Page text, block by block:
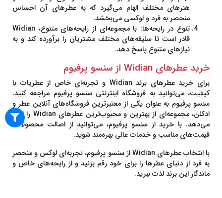
هنرهای مختلف الهام می‌گیرد که به عطرهای آن احساس
منحصر به فرد و لوکسی می‌بخشد.
تنوع در رایحه‌ها
: با مجموعه‌ای از رایحه‌های متنوع، Widian
قادر است تا سلیقه‌های مختلف مشتریان را برآورده کند و به
نیازهای متنوع پاسخ دهد.
خرید عطرهای Widian از سنسو پرفیوم
برای خرید عطرهای برند Widian و تجربه‌ای خاص از عطریات با
کیفیت، می‌توانید به فروشگاه اینترنتیسنسو پرفیوم مراجعه کنید.
سنسو پرفیوم به عنوان یکی از معتبرترین فروشگاه‌های آنلاین عطر و
ادکلن، مجموعه‌ای از بهترین و محبوب‌ترین عطرهای Widian را ارائه
می‌دهد. با خرید از سنسو پرفیوم، می‌توانید از اصالت محصولات،
قیمت‌های مناسب و خدمات عالی بهره‌مند شوید.
با انتخاب عطرهای Widian از سنسو پرفیوم، تجربه‌ای لوکس و منحصر
به فرد از دنیای عطرها را برای خود رقم بزنید و از رایحه‌های خاص و
ماندگار این برند لذت ببرید.